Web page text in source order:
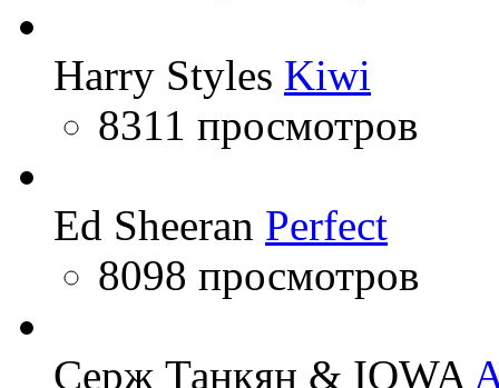
Harry Styles Kiwi
8311 просмотров
Ed Sheeran Perfect
8098 просмотров
Серж Танкян & IOWA